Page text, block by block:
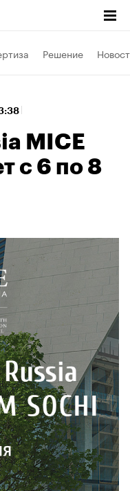
Решение
MICE
с 6 по 8